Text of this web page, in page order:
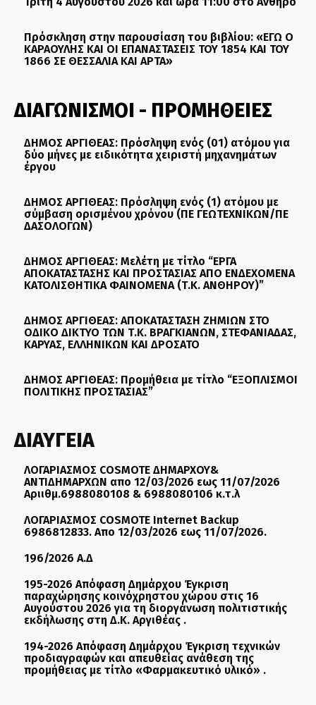
Πρόσκληση στην παρουσίαση του βιβλίου: «ΕΓΩ Ο
ΚΑΡΑΟΥΛΗΣ ΚΑΙ ΟΙ ΕΠΑΝΑΣΤΑΣΕΙΣ ΤΟΥ 1854 ΚΑΙ ΤΟΥ
1866 ΣΕ ΘΕΣΣΑΛΙΑ ΚΑΙ ΑΡΤΑ»
ΔΙΑΓΩΝΙΣΜΟΙ - ΠΡΟΜΗΘΕΙΕΣ
ΔΗΜΟΣ ΑΡΓΙΘΕΑΣ: Πρόσληψη ενός (01) ατόμου για
δύο μήνες με ειδικότητα χειριστή μηχανημάτων
έργου
ΔΗΜΟΣ ΑΡΓΙΘΕΑΣ: Πρόσληψη ενός (1) ατόμου με
σύμβαση ορισμένου χρόνου (ΠΕ ΓΕΩΤΕΧΝΙΚΩΝ/ΠΕ
ΔΑΣΟΛΟΓΩΝ)
ΔΗΜΟΣ ΑΡΓΙΘΕΑΣ: Μελέτη με τίτλο “ΕΡΓΑ
ΑΠΟΚΑΤΑΣΤΑΣΗΣ ΚΑΙ ΠΡΟΣΤΑΣΙΑΣ ΑΠΟ ΕΝΔΕΧΟΜΕΝΑ
ΚΑΤΟΛΙΣΘΗΤΙΚΑ ΦΑΙΝΟΜΕΝΑ (Τ.Κ. ΑΝΘΗΡΟΥ)”
ΔΗΜΟΣ ΑΡΓΙΘΕΑΣ: ΑΠΟΚΑΤΑΣΤΑΣΗ ΖΗΜΙΩΝ ΣΤΟ
ΟΔΙΚΟ ΔΙΚΤΥΟ ΤΩΝ Τ.Κ. ΒΡΑΓΚΙΑΝΩΝ, ΣΤΕΦΑΝΙΑΔΑΣ,
ΚΑΡΥΑΣ, ΕΛΛΗΝΙΚΩΝ ΚΑΙ ΔΡΟΣΑΤΟ
ΔΗΜΟΣ ΑΡΓΙΘΕΑΣ: Προμήθεια με τίτλο “ΕΞΟΠΛΙΣΜΟΙ
ΠΟΛΙΤΙΚΗΣ ΠΡΟΣΤΑΣΙΑΣ”
ΔΙΑΥΓΕΙΑ
ΛΟΓΑΡΙΑΣΜΟΣ COSMOTE ΔΗΜΑΡΧΟΥ&
ΑΝΤΙΔΗΜΑΡΧΩΝ απο 12/03/2026 εως 11/07/2026
Αριιθμ.6988080108 & 6988080106 κ.τ.λ
ΛΟΓΑΡΙΑΣΜΟΣ COSMOTE Internet Backup
6986812833. Απο 12/03/2026 εως 11/07/2026.
196/2026 Α.Δ
195-2026 Απόφαση Δημάρχου Έγκριση
παραχώρησης κοινόχρηστου χώρου στις 16
Αυγούστου 2026 για τη διοργάνωση πολιτιστικής
εκδήλωσης στη Δ.Κ. Αργιθέας .
194-2026 Απόφαση Δημάρχου Έγκριση τεχνικών
προδιαγραφών και απευθείας ανάθεση της
προμήθειας με τίτλο «Φαρμακευτικό υλικό» .